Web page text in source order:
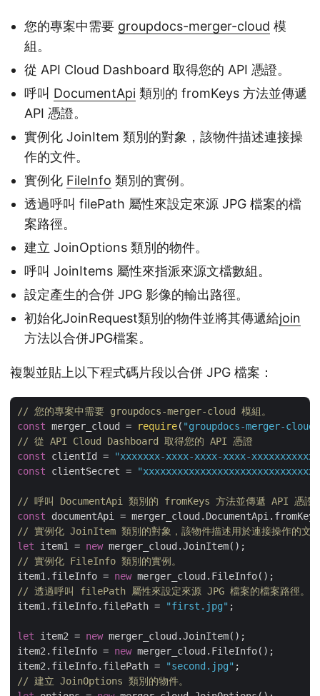
您的專案中需要 groupdocs-merger-cloud 模
組。
從 API Cloud Dashboard 取得您的 API 憑證。
呼叫 DocumentApi 類別的 fromKeys 方法並傳遞
API 憑證。
實例化 JoinItem 類別的對象，該物件描述連接操
作的文件。
實例化 FileInfo 類別的實例。
透過呼叫 filePath 屬性來設定來源 JPG 檔案的檔
案路徑。
建立 JoinOptions 類別的物件。
呼叫 JoinItems 屬性來指派來源文檔數組。
設定產生的合併 JPG 影像的輸出路徑。
初始化JoinRequest類別的物件並將其傳遞給join
方法以合併JPG檔案。
複製並貼上以下程式碼片段以合併 JPG 檔案：
// 您的專案中需要 groupdocs-merger-cloud 模組。
const merger_cloud = require( "groupdocs-merger-cloud"
// 從 API Cloud Dashboard 取得您的 API 憑證
const clientId =
"xxxxxxx-xxxx-xxxx-xxxx-
const clientSecret = "xxxxxxxxxxxxxxxxxxxxxxxxxxxxxx"
// 呼叫 DocumentApi 類別的 fromKeys 方法並傳遞 API 憑證
const
// 實例化 JoinItem 類別的對象，該物件描述用於連接操作的文
let item1 = new
// 實例化 FileInfo 類別的實例。
item1.fileInfo = new
// 透過呼叫 filePath 屬性來設定來源 JPG 檔案的檔案路徑。
item1.fileInfo.filePath =
"first.jpg" ;
let item2 = new merger_cloud.JoinItem();
item2.fileInfo = new merger_cloud.FileInfo();
item2.fileInfo.filePath =
"second.jpg"
// 建立 JoinOptions 類別的物件。